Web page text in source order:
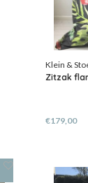
Klein &
Zitzak
€179,00